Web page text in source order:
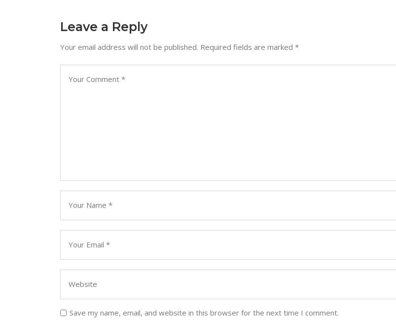
Leave a Reply
Your email address will not be published. Required fields are marked *
Save my name, email, and website in this browser for the next time I comment.